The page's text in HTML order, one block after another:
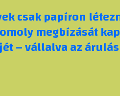
csak papíron
megbízását
– vállalva az